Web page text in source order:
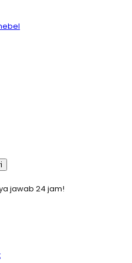
jawab 24 jam!